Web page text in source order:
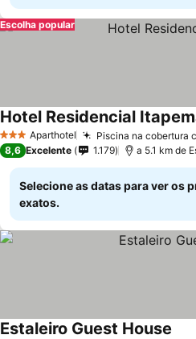
Escolha popular
3 EstrelasAparthotel Piscina na cobertura
Hotel Residencial
8,6 Excelente 1.179 a 5.1 km de
Selecione as datas para ver os
exatos.
Estaleiro Guest House